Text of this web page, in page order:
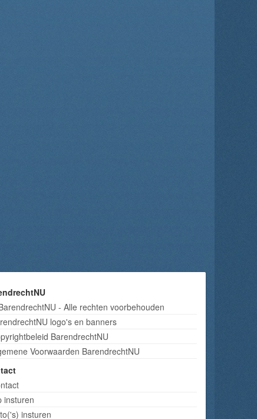
- Alle rechten voorbehouden
logo's en banners
BarendrechtNU
Voorwaarden BarendrechtNU
insturen
insturen